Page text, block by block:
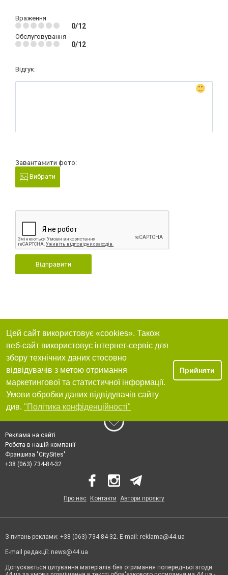
Враження
0/12
Обслуговування
0/12
Відгук:
Завантажити фото:
Вибрати
Відправити
Цей сайт використовує «cookies». Також
веб-сайт використовує інтернет-сервіс для
збору технічних даних стосовно
відвідувачів з метою отримання
маркетингової та статистичної інформації.
Умови обробки даних відвідувачів сайту
див. "Політика конфіденційності"
Прийняти
Реклама на сайті
Робота в нашій компанії
Франшиза "CitySites"
+38 (063) 734-84-32
Про нас Контакти Автори проєкту
З питань реклами: +38 (063) 734-84-32. E-mail: reklama@44.ua
E-mail редакції: news@44.ua
Допускається цитування матеріалів без отримання попередньої згоди